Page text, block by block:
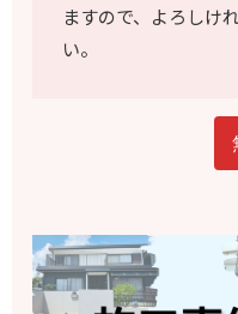
ますので、よろしけ
い。